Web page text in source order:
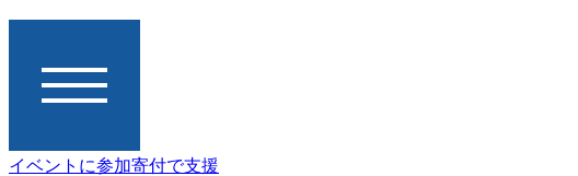
イベントに参加寄付で支援